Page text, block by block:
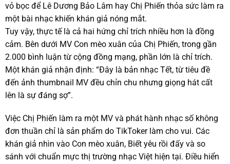
vỏ bọc để Lê Dương Bảo Lâm hay Chị Phiến thỏa sức làm ra
một bài nhạc khiến khán giả nóng mắt.
Tuy vậy, thực tế là cả hai hứng chỉ trích nhiều hơn là đồng
cảm. Bên dưới MV Con mèo xuân của Chị Phiến, trong gần
2.000 bình luận từ cộng đồng mạng, phần lớn là chỉ trích.
Một khán giả nhận định: “Đây là bản nhạc Tết, từ tiêu đề
đến ảnh thumbnail MV đều chỉn chu nhưng giọng hát cất
lên là sự đáng sợ”.
Việc Chị Phiến làm ra một MV và phát hành nhạc số không
đơn thuần chỉ là sản phẩm do TikToker làm cho vui. Các
khán giả nhìn vào Con mèo xuân, Biết yêu rồi đấy và so
sánh với chuẩn mực thị trường nhạc Việt hiện tại. Điều hiển